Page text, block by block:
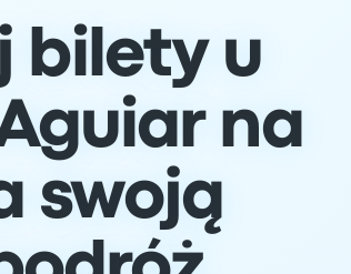
bilety u
na
swoją